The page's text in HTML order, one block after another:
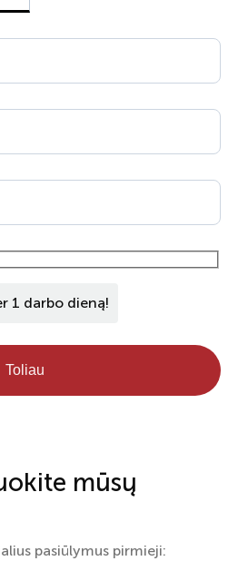
1 darbo dieną!
Toliau
mūsų
pasiūlymus pirmieji: